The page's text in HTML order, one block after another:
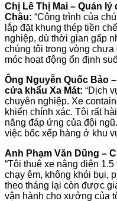
Chị Lê Thị Mai – Quản
Châu: “Công trình của
lắp đặt khung thép tiền
nghiệp, dù thời gian gấp
chúng tôi trong vòng
móc hoạt động ổn định
Ông Nguyễn Quốc Bảo
cửa khẩu Xa Mát: “Dịch
chuyên nghiệp. Xe
khiển chính xác. Tôi rất
năng đáp ứng của đội
việc bốc xếp hàng ở khu
Anh Phạm Văn Dũng –
“Tôi thuê xe nâng điện
chạy êm, không khói bụi,
theo tháng lại còn được
vận hành cho xưởng của